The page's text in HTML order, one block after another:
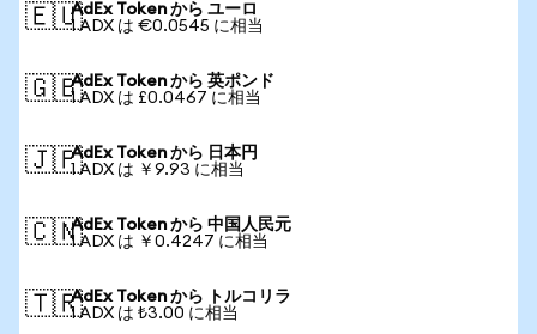
🇪🇺AdEx Token から ユーロ
1 ADX は €0.0545 に相当
🇬🇧AdEx Token から 英ポンド
1 ADX は £0.0467 に相当
🇯🇵AdEx Token から 日本円
1 ADX は ￥9.93 に相当
🇨🇳AdEx Token から 中国人民元
1 ADX は ￥0.4247 に相当
🇹🇷AdEx Token から トルコリラ
1 ADX は ₺3.00 に相当